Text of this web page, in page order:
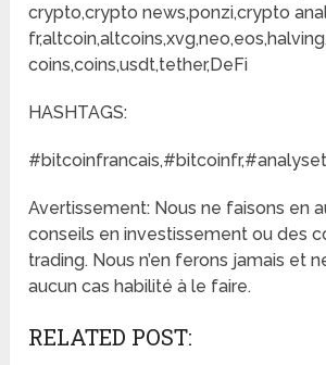
crypto,crypto news,ponzi,crypto
coins,coins,usdt,tether,DeFi
HASHTAGS:
Avertissement: Nous ne faisons en
conseils en investissement ou des
trading. Nous n’en ferons jamais et
aucun cas habilité à le faire.
RELATED POST: